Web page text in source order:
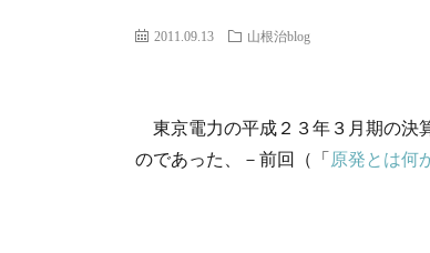
2011.09.13 山根治blog
東京電力の平成２３年３月期の決
のであった、－前回（「原発とは何